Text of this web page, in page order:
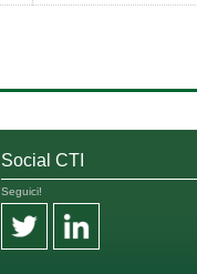
Social CTI
Seguici!